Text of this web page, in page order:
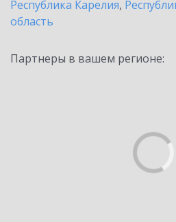
Республика Карелия,
область
Партнеры в вашем регионе: